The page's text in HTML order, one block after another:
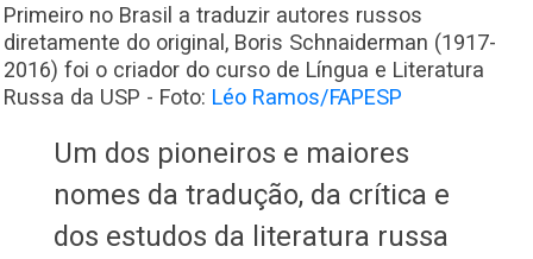
Primeiro no Brasil a traduzir autores russos
diretamente do original, Boris Schnaiderman (1917-
2016) foi o criador do curso de Língua e Literatura
Russa da USP - Foto: Léo Ramos/FAPESP
Um dos pioneiros e maiores
nomes da tradução, da crítica e
dos estudos da literatura russa